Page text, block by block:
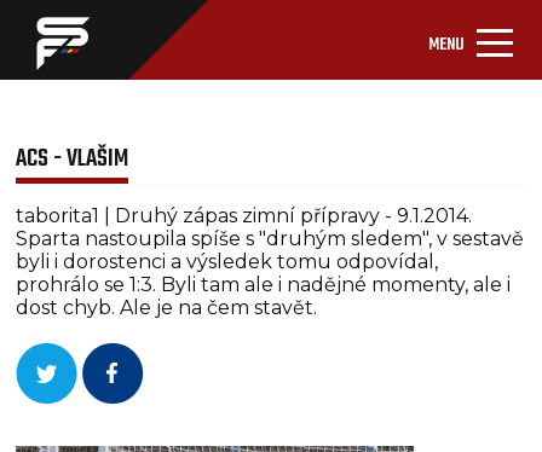
MENU
ACS - VLAŠIM
taborita1 | Druhý zápas zimní přípravy - 9.1.2014.
Sparta nastoupila spíše s "druhým sledem", v sestavě
byli i dorostenci a výsledek tomu odpovídal,
prohrálo se 1:3. Byli tam ale i nadějné momenty, ale i
dost chyb. Ale je na čem stavět.